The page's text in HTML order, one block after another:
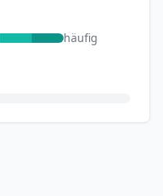
häufig